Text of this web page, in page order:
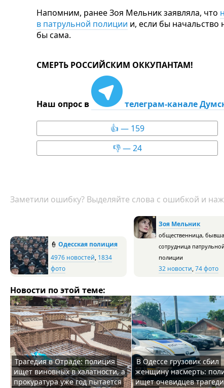
Напомним, ранее Зоя Мельник заявляла, что
в патрульной полиции и, если бы начальство
бы сама.
СМЕРТЬ РОССИЙСКИМ ОККУПАНТАМ!
Наш опрос в телеграм-канале
👍 — 159
👎 — 24
Заметили ошибку? Выделяйте слова с ошибкой и
👮 Одесская полиция
4976 новостей, 1834
фото
Зоя Мельник
общественница,
сотрудница
полиции
32 новости,74 фото
Новости по этой теме:
Трагедия в Отраде: полиция
ищет виновных в халатности, а
прокуратура уже год пытается
В Одессе грузовик сбил
женщину насмерть:
ищет очевидцев